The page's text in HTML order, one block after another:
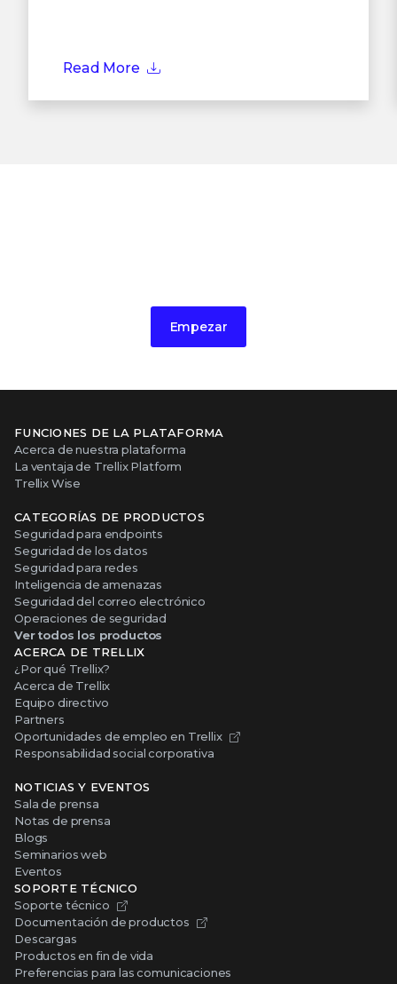
Read More
Empezar
FUNCIONES DE LA PLATAFORMA
Acerca de nuestra plataforma
La ventaja de Trellix Platform
Trellix Wise
CATEGORÍAS DE PRODUCTOS
Seguridad para endpoints
Seguridad de los datos
Seguridad para redes
Inteligencia de amenazas
Seguridad del correo electrónico
Operaciones de seguridad
Ver todos los productos
ACERCA DE TRELLIX
¿Por qué Trellix?
Acerca de Trellix
Equipo directivo
Partners
Oportunidades de empleo en Trellix
Responsabilidad social corporativa
NOTICIAS Y EVENTOS
Sala de prensa
Notas de prensa
Blogs
Seminarios web
Eventos
SOPORTE TÉCNICO
Soporte técnico
Documentación de productos
Descargas
Productos en fin de vida
Preferencias para las comunicaciones